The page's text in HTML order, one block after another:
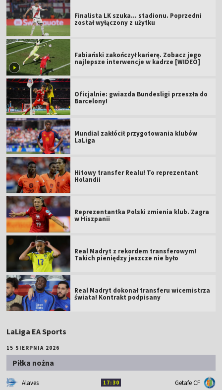
Finalista LK szuka... stadionu. Poprzedni
został wyłączony z użytku
Fabiański zakończył karierę. Zobacz jego
najlepsze interwencje w kadrze [WIDEO]
Oficjalnie: gwiazda Bundesligi przeszła do
Barcelony!
Mundial zakłócił przygotowania klubów
LaLiga
Hitowy transfer Realu! To reprezentant
Holandii
Reprezentantka Polski zmienia klub. Zagra
w Hiszpanii
Real Madryt z rekordem transferowym!
Takich pieniędzy jeszcze nie było
Real Madryt dokonał transferu wicemistrza
świata! Kontrakt podpisany
LaLiga EA Sports
15 SIERPNIA 2026
Piłka nożna
Alaves 17:30 Getafe CF